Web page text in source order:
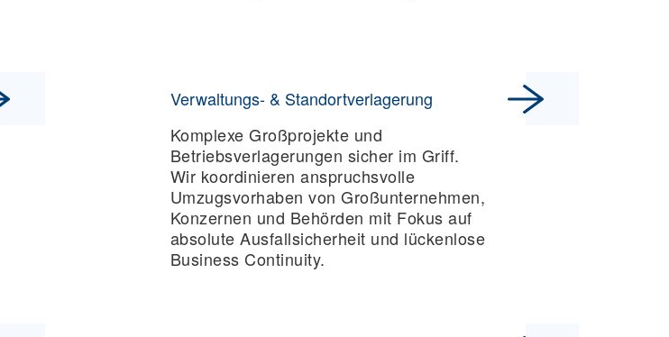
Verwaltungs- & Standortverlagerung
Komplexe Großprojekte und
Betriebsverlagerungen sicher im Griff.
Wir koordinieren anspruchsvolle
Umzugsvorhaben von Großunternehmen,
Konzernen und Behörden mit Fokus auf
absolute Ausfallsicherheit und lückenlose
Business Continuity.